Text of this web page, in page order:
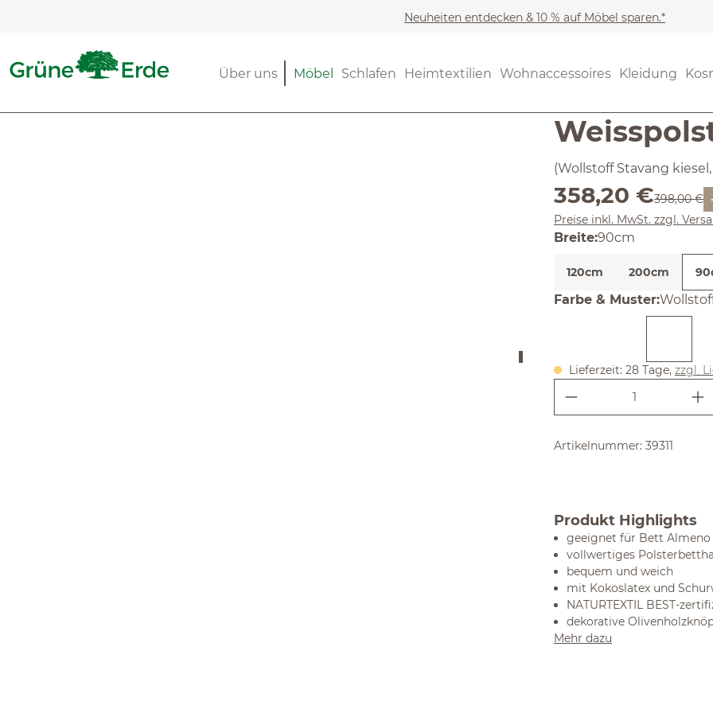
Neuheiten entdecken & 10 % auf Möbel sparen.*
Möbel Schlafen Heimtextilien Wohnaccessoires Kleidung
Über uns (4) 1
(Wollstoff Stavang
Verkaufspreis:
358,20 €Regulärer
398,00 €
Preise inkl. MwSt. zzgl.
Breiteauswählen
:90cm
120cm 200cm
Farbe & Muster:
Lieferzeit: 28 Tage, zzgl.
Produkt
Artikelnummer: 39311
Produkt Highlights
geeignet für Bett
vollwertiges
bequem und weich
mit Kokoslatex und
NATURTEXTIL BEST-
dekorative
Mehr dazu